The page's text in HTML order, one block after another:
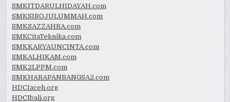
SMKITDARULHIDAYAH.com
SMKSIROJULUMMAH.com
SMKSAZZAHRA.com
SMKCitaTeknika.com
SMKKARYAUNCINTA.com
SMKALHIKAM.com
SMK2LPPM.com
SMKHARAPANBANGSA2.com
HDCIaceh.org
HDCIbali.org